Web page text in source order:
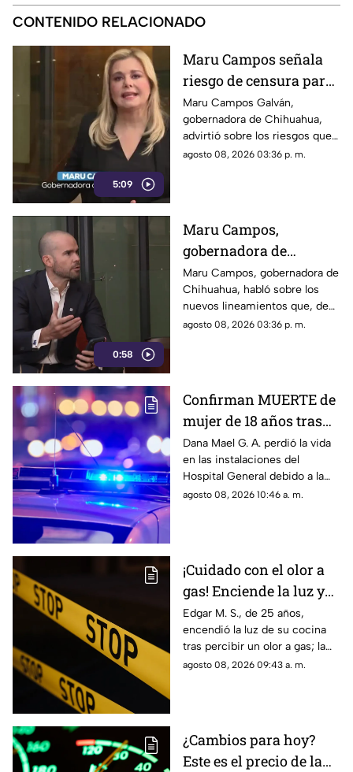
CONTENIDO RELACIONADO
5:09
Maru Campos señala
riesgo de censura para
medios y periodistas
ante nuevos
lineamientos de
audiencias
Maru Campos Galván,
gobernadora de Chihuahua,
advirtió sobre los riesgos que
podrían representar los nuevos
utilizarse para sancionar a
medios y periodistas críticos.
agosto 08, 2026 03:36 p. m.
0:58
Maru Campos,
gobernadora de
Chihuahua, advierte
riesgo para la libertad
de expresión
Maru Campos, gobernadora de
Chihuahua, habló sobre los
nuevos lineamientos que, de
acuerdo con su postura,
Gobierno Federal.
agosto 08, 2026 03:36 p. m.
Confirman MUERTE de
mujer de 18 años tras
ser atropellada en
Ciudad Juárez
Dana Mael G. A. perdió la vida
en las instalaciones del
Hospital General debido a la
gravedad de las lesiones
agosto 08, 2026 10:46 a. m.
¡Cuidado con el olor a
gas! Enciende la luz y
genera explosión en
vivienda de Ciudad
Juárez
Edgar M. S., de 25 años,
encendió la luz de su cocina
tras percibir un olor a gas; la
chispante detonación le
agosto 08, 2026 09:43 a. m.
¿Cambios para hoy?
Este es el precio de la